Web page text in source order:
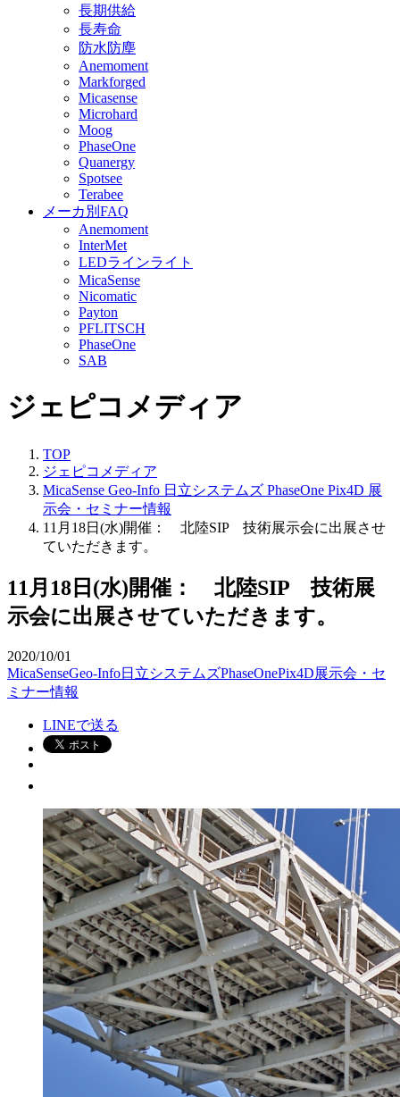
長期供給
長寿命
防水防塵
Anemoment
Markforged
Micasense
Microhard
Moog
PhaseOne
Quanergy
Spotsee
Terabee
メーカ別FAQ
Anemoment
InterMet
LEDラインライト
MicaSense
Nicomatic
Payton
PFLITSCH
PhaseOne
SAB
ジェピコメディア
TOP
ジェピコメディア
MicaSense Geo-Info 日立システムズ PhaseOne Pix4D 展
示会・セミナー情報
11月18日(水)開催： 北陸SIP 技術展示会に出展させ
ていただきます。
11月18日(水)開催： 北陸SIP 技術展
示会に出展させていただきます。
2020/10/01
MicaSenseGeo-Info日立システムズPhaseOnePix4D展示会・セ
ミナー情報
LINEで送る